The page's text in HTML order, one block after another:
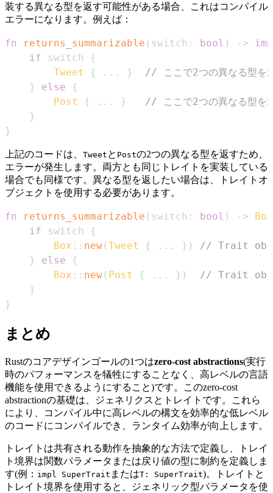
装する異なる型を返す可能性がある場合、これはコンパイル
エラーになります。例えば：
fn returns_summarizable ( switch : bool ) ->
if switch
{
Tweet
{ ... }
// ここで2つの異なる型を
}
else
{
Post
{ ... }
// ここで2つの異なる型を
}
}
上記のコードは、 Tweet と Postの2つの異なる型を返すため、
エラーが発生します。両方とも同じトレイトを実装している
場合でも同様です。異なる型を返したい場合は、トレイトオ
ブジェクトを使用する必要があります。
fn returns_summarizable ( switch : bool ) ->
Box
if switch
{
Box :: new(Tweet { ... } )
// Trait
}
else
{
Box :: new( Post { ... } )
// Trait
}
}
まとめ
Rustのコアデザインゴールの1つはzero-cost abstractions(実行
時のパフォーマンスを犠牲にすることなく、高レベルの言語
機能を使用できるようにすること)です。このzero-cost
abstractionの基礎は、ジェネリクスとトレイトです。これら
により、コンパイル中に高レベルの構文を効率的な低レベル
のコードにコンパイルでき、ランタイム効率が向上します。
トレイトは共有される動作を抽象的な方法で定義し、トレイ
ト境界は関数パラメータまたは戻り値の型に制約を定義しま
す(例： impl SuperTrait またはT: SuperTrait)。トレイトと
トレイト境界を使用すると、ジェネリック型パラメータを使